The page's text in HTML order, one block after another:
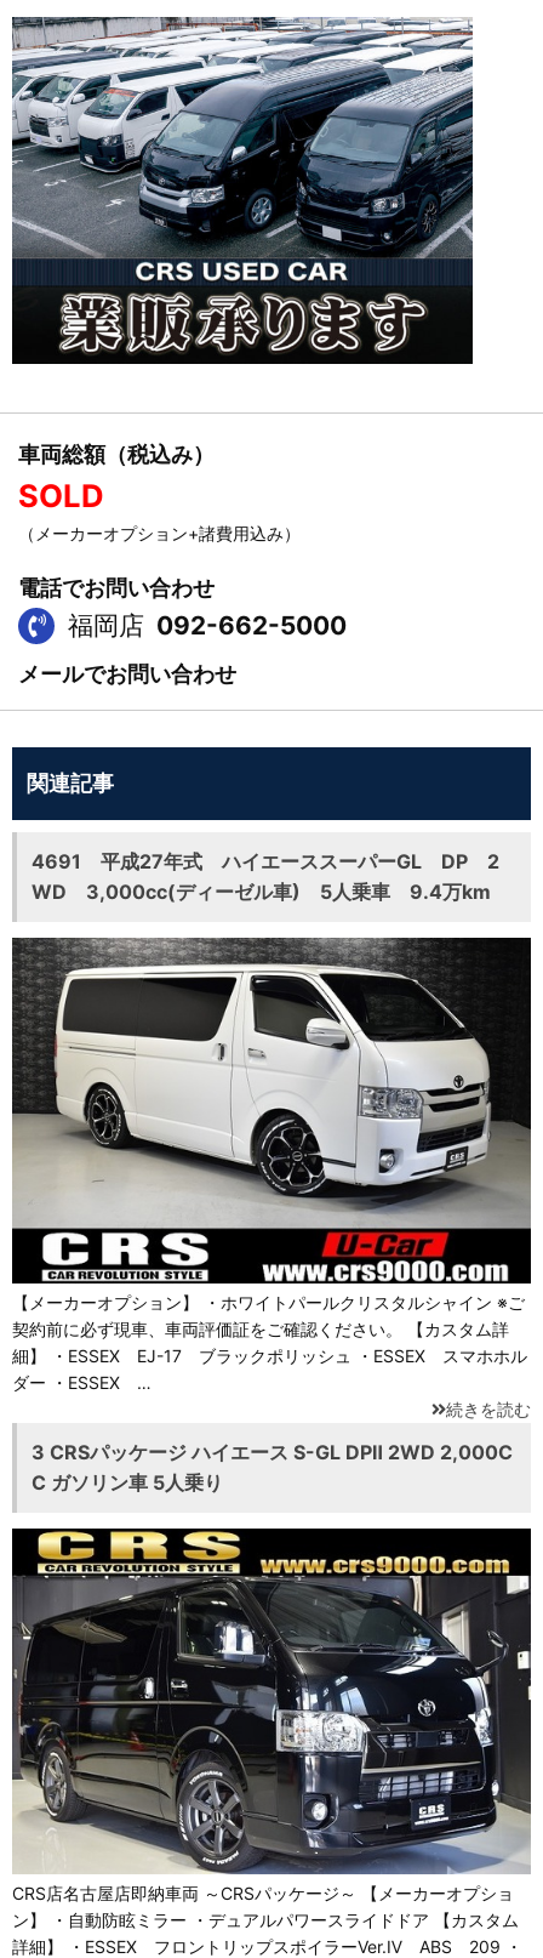
車両総額（税込み）
SOLD
（メーカーオプション+諸費用込み）
電話でお問い合わせ
福岡店 092-662-5000
メールでお問い合わせ
関連記事
4691 平成27年式 ハイエーススーパーGL DP 2
WD 3,000cc(ディーゼル車) 5人乗車 9.4万km
【メーカーオプション】 ・ホワイトパールクリスタルシャイン ※ご
契約前に必ず現車、車両評価証をご確認ください。 【カスタム詳
細】 ・ESSEX EJ-17 ブラックポリッシュ ・ESSEX スマホホル
ダー ・ESSEX …
続きを読む
3 CRSパッケージ ハイエース S-GL DPⅡ 2WD 2,000C
C ガソリン車 5人乗り
CRS店名古屋店即納車両 ～CRSパッケージ～ 【メーカーオプショ
ン】 ・自動防眩ミラー ・デュアルパワースライドドア 【カスタム
詳細】 ・ESSEX フロントリップスポイラーVer.Ⅳ ABS 209 ・